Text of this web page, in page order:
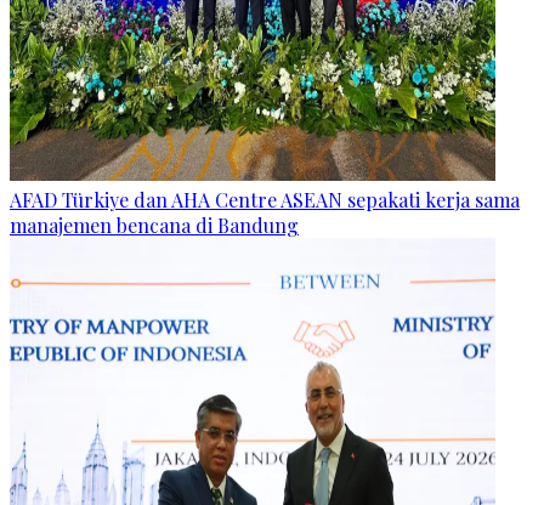
AFAD Türkiye dan AHA Centre ASEAN sepakati kerja sama
manajemen bencana di Bandung